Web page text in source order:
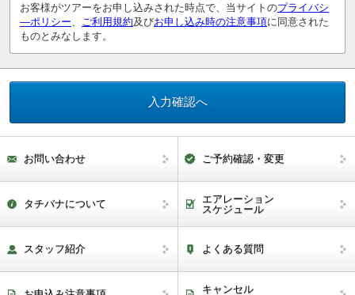
お客様がツアーをお申し込みされた時点で、当サイトのプライバシ
―ポリシー
ご利用規約及びお申し込み時の注意事項に同意された
ものとみなします。
お問い合わせ ご予約確認・変更
タチバナについて
エアレーション
スケジュール
スタッフ紹介 よくある質問
キャンセル